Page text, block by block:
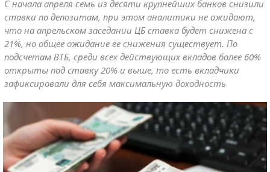
С начала апреля семь из десяти крупнейших банков снизили
ставки по депозитам, при этом аналитики не ожидают,
что на апрельском заседании ЦБ ставка будет снижена с
21%, но общее ожидание ее снижения существует. По
подсчетам ВТБ, среди всех действующих вкладов более 60%
открыты под ставку 20% и выше, то есть вкладчики
зафиксировали для себя максимальную доходность